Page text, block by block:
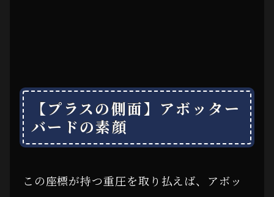
【プラスの側面】アボッター
バードの素顔
この座標が持つ重圧を取り払えば、アボッ